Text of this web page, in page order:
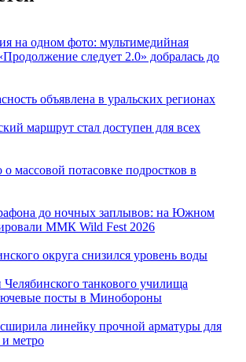
на одном фото: мультимедийная
следует 2.0» добралась до
объявлена в уральских регионах
маршрут стал доступен для всех
о массовой потасовке подростков в
до ночных заплывов: на Южном
ММК Wild Fest 2026
округа снизился уровень воды
танкового училища
посты в Минобороны
линейку прочной арматуры для
и метро